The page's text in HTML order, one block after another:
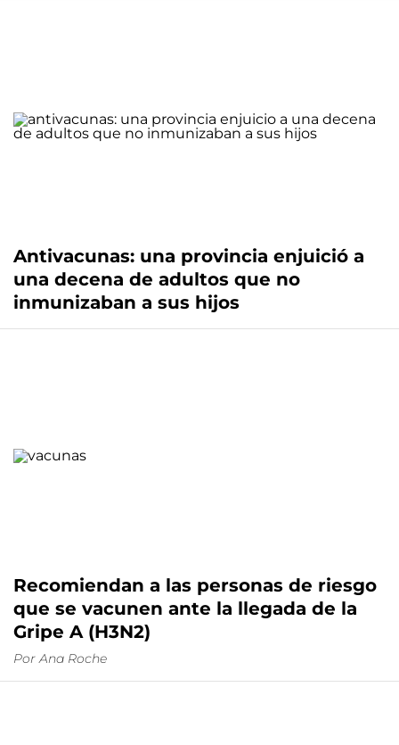
Antivacunas: una provincia enjuició a
una decena de adultos que no
inmunizaban a sus hijos
Recomiendan a las personas de riesgo
que se vacunen ante la llegada de la
Gripe A (H3N2)
Por Ana Roche